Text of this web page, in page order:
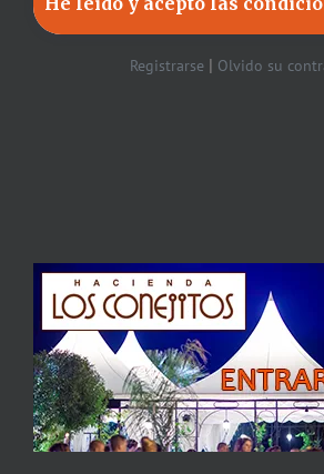
Registrarse| Olvido su